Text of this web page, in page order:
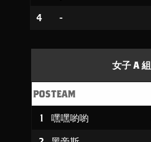
4 -
女子 A 組
POSTEAM
1 嘿嘿喲喲